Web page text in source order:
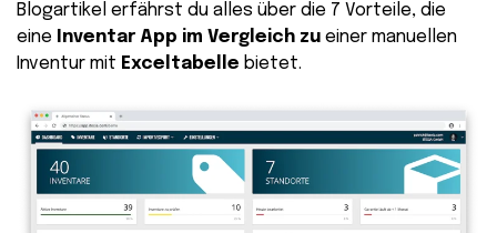
Blogartikel erfährst du alles über die 7 Vorteile, die
eine
Inventar App im Vergleich zu einer manuellen
Inventur mit Exceltabelle bietet.